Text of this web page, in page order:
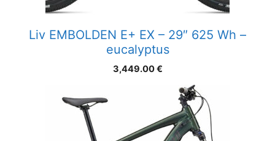
Liv EMBOLDEN E+ EX – 29″ 625 Wh –
eucalyptus
3,449.00€